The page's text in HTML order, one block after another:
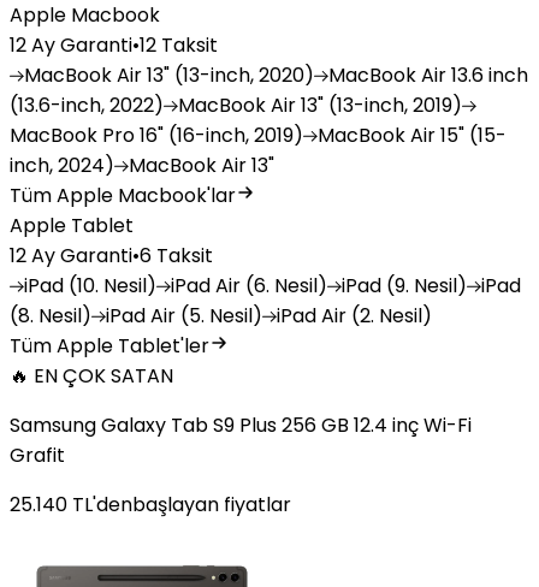
Apple Macbook
12 Ay Garanti•12 Taksit
MacBookAir 13" (13-inch, 2020) MacBookAir 13.6 inch
(13.6-inch, 2022)
MacBookAir 13" (13-inch, 2019)
MacBook Pro 16" (16-inch, 2019) MacBookAir 15" (15-
inch, 2024)
MacBookAir 13"
Tüm Apple Macbook'lar
Apple Tablet
12 Ay Garanti•6 Taksit
iPad (10. Nesil) iPadAir (6. Nesil) iPad (9. Nesil) iPad
(8. Nesil) iPadAir (5. Nesil) iPadAir (2. Nesil)
Tüm Apple Tablet'ler
🔥 EN ÇOK SATAN
Samsung Galaxy Tab S9 Plus 256 GB 12.4 inç Wi-Fi
Grafit
25.140 TL'denbaşlayan fiyatlar